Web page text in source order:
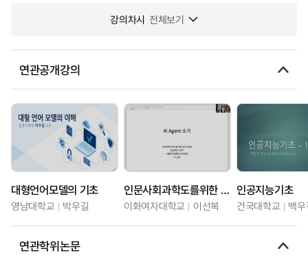
강의차시 전체보기
연관공개강의
대형언어모델의 기초
영남대학교 박우길
인문사회과학도를위한 딥러닝입문
이화여자대학교 이선복
인공지능기초
건국대학교 백
연관학위논문